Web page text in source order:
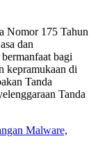
Nomor 175 Tahun
dan
bagi
kepramukaan di
Tanda
Tanda
Malware,